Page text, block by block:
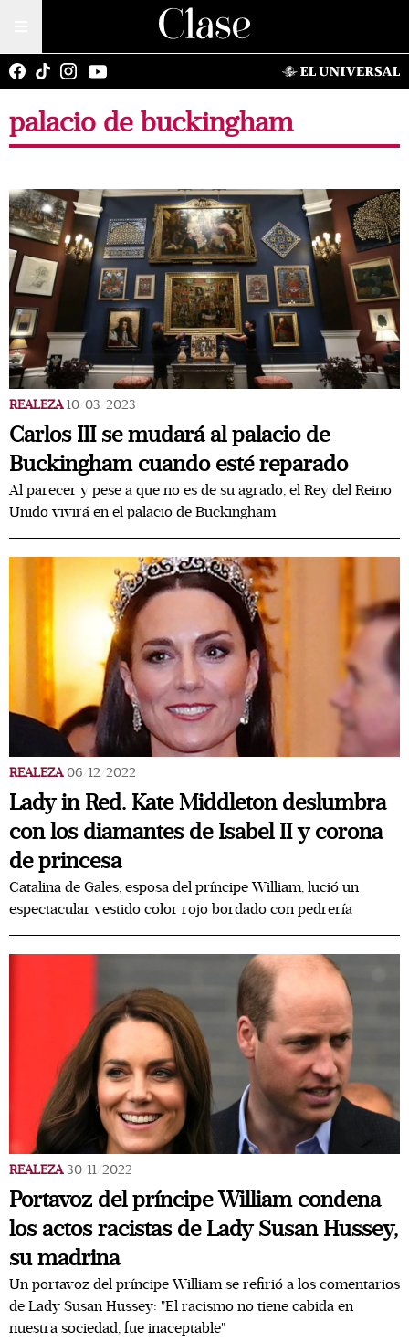
palacio de buckingham
REALEZA 10/03/2023
Carlos III se mudará al palacio de
Buckingham cuando esté reparado
Al parecer y pese a que no es de su agrado, el Rey del Reino
Unido vivirá en el palacio de Buckingham
REALEZA 06/12/2022
Lady in Red. Kate Middleton deslumbra
con los diamantes de Isabel II y corona
de princesa
Catalina de Gales, esposa del príncipe William, lució un
espectacular vestido color rojo bordado con pedrería
REALEZA 30/11/2022
Portavoz del príncipe William condena
los actos racistas de Lady Susan Hussey,
su madrina
Un portavoz del príncipe William se refirió a los comentarios
de Lady Susan Hussey: "El racismo no tiene cabida en
nuestra sociedad, fue inaceptable"